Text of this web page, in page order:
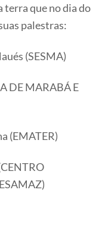
terra que no dia do
palestras:
(SESMA)
DE MARABÁ E
(EMATER)